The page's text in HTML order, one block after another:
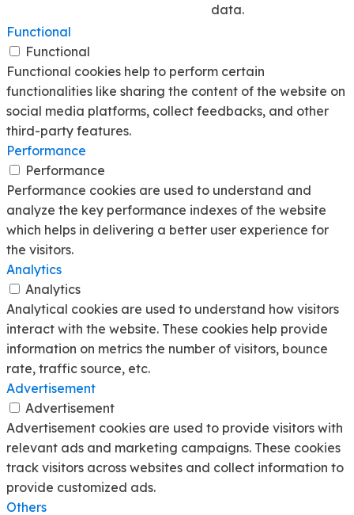
data.
Functional
Functional
Functional cookies help to perform certain
functionalities like sharing the content of the website on
social media platforms, collect feedbacks, and other
third-party features.
Performance
Performance
Performance cookies are used to understand and
analyze the key performance indexes of the website
which helps in delivering a better user experience for
the visitors.
Analytics
Analytics
Analytical cookies are used to understand how visitors
interact with the website. These cookies help provide
information on metrics the number of visitors, bounce
rate, traffic source, etc.
Advertisement
Advertisement
Advertisement cookies are used to provide visitors with
relevant ads and marketing campaigns. These cookies
track visitors across websites and collect information to
provide customized ads.
Others